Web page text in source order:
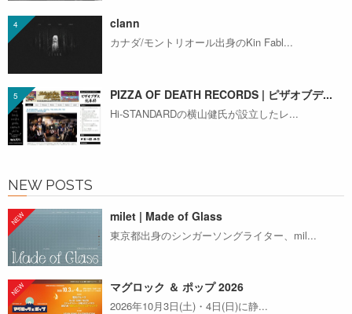
clann
カナダ/モントリオール出身のKin Fabl...
PIZZA OF DEATH RECORDS | ピザオブデ...
Hi-STANDARDの横山健氏が設立したレ...
NEW POSTS
milet | Made of Glass
東京都出身のシンガーソングライター、mil...
マグロック ＆ ポップ 2026
2026年10月3日(土)・4日(日)に静...